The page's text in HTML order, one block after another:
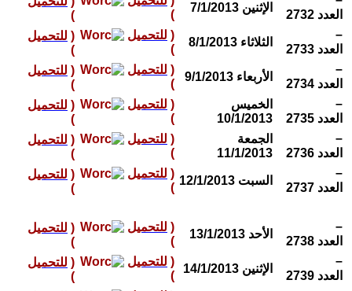
العدد 2732
الإثنين 7/1/2013
)
)
–
العدد 2733
الثلاثاء 8/1/2013
( للتحميل
)
( للتحميل
)
–
العدد 2734
الأربعاء 9/1/2013
( للتحميل
)
( للتحميل
)
–
العدد 2735
الخميس
10/1/2013
( للتحميل
)
( للتحميل
)
–
العدد 2736
الجمعة
11/1/2013
( للتحميل
)
( للتحميل
)
–
العدد 2737
السبت 12/1/2013
( للتحميل
)
( للتحميل
)
–
العدد 2738
الأحد 13/1/2013
( للتحميل
)
( للتحميل
)
–
العدد 2739
الإثنين 14/1/2013
( للتحميل
)
( للتحميل
)